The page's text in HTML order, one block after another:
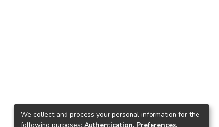
We collect and process your personal information for the
following purposes: Authentication, Preferences,